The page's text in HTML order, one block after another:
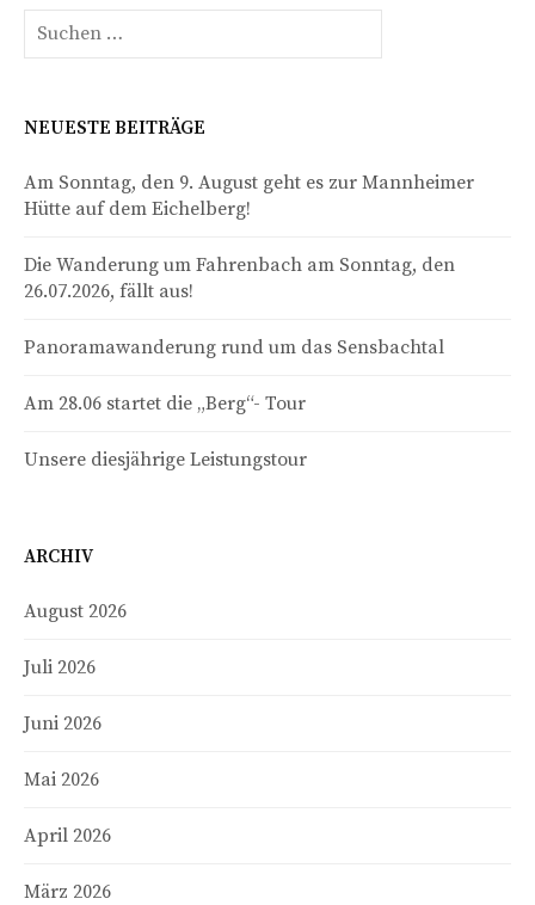
Suchen
nach:
NEUESTE BEITRÄGE
Am Sonntag, den 9. August geht es zur Mannheimer
Hütte auf dem Eichelberg!
Die Wanderung um Fahrenbach am Sonntag, den
26.07.2026, fällt aus!
Panoramawanderung rund um das Sensbachtal
Am 28.06 startet die „Berg“- Tour
Unsere diesjährige Leistungstour
ARCHIV
August 2026
Juli 2026
Juni 2026
Mai 2026
April 2026
März 2026